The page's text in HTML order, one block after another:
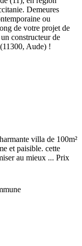
Demeures
ou
de votre projet de
constructeur de
Aude) !
villa de 100m²
et paisible. cette
au mieux ... Prix